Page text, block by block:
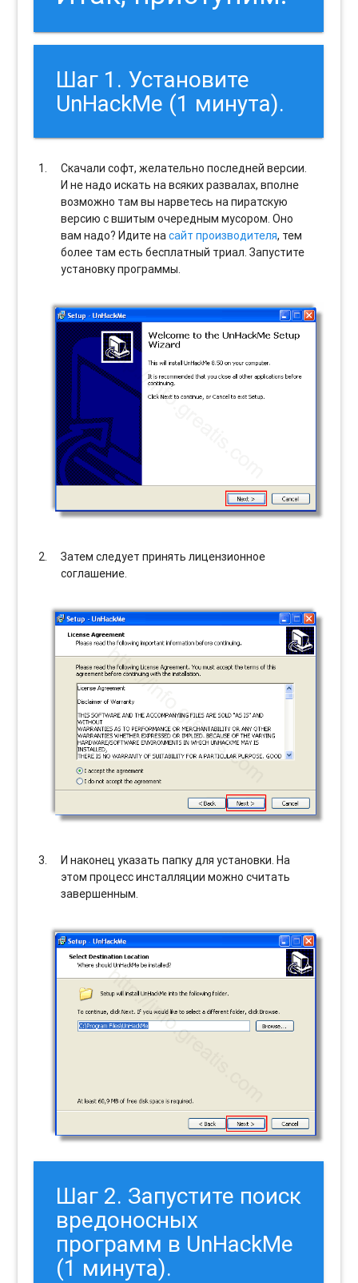
Шаг 1. Установите
UnHackMe (1 минута).
Скачали софт, желательно последней версии.
И не надо искать на всяких развалах, вполне
возможно там вы нарветесь на пиратскую
версию с вшитым очередным мусором. Оно
вам надо? Идите насайт производителя, тем
более там есть бесплатный триал. Запустите
установку программы.
Затем следует принять лицензионное
соглашение.
И наконец указать папку для установки. На
этом процесс инсталляции можно считать
завершенным.
Шаг 2. Запустите поиск
вредоносных
программ в UnHackMe
(1 минута).